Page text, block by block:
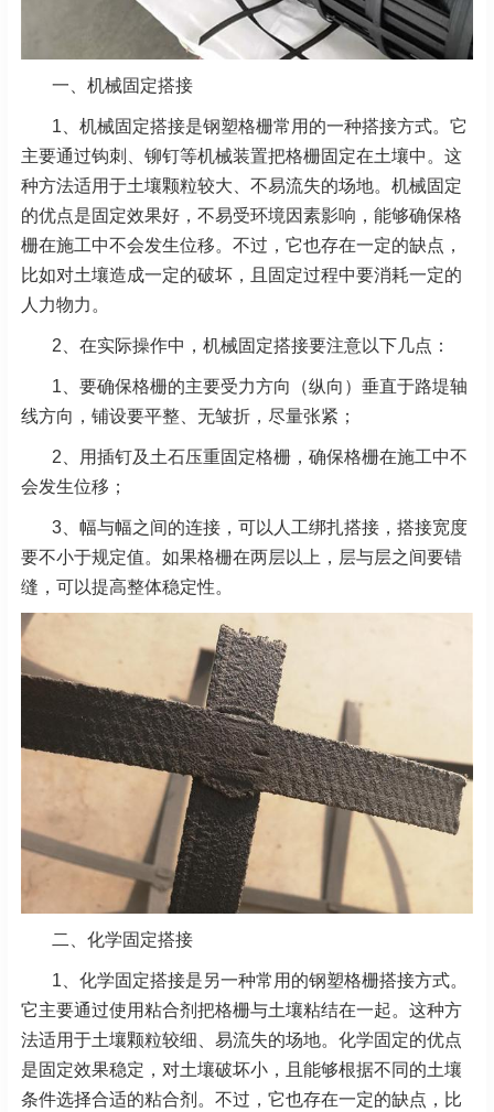
一、机械固定搭接
1、机械固定搭接是钢塑格栅常用的一种搭接方式。它
主要通过钩刺、铆钉等机械装置把格栅固定在土壤中。这
种方法适用于土壤颗粒较大、不易流失的场地。机械固定
的优点是固定效果好，不易受环境因素影响，能够确保格
栅在施工中不会发生位移。不过，它也存在一定的缺点，
比如对土壤造成一定的破坏，且固定过程中要消耗一定的
人力物力。
2、在实际操作中，机械固定搭接要注意以下几点：
1、要确保格栅的主要受力方向（纵向）垂直于路堤轴
线方向，铺设要平整、无皱折，尽量张紧；
2、用插钉及土石压重固定格栅，确保格栅在施工中不
会发生位移；
3、幅与幅之间的连接，可以人工绑扎搭接，搭接宽度
要不小于规定值。如果格栅在两层以上，层与层之间要错
缝，可以提高整体稳定性。
二、化学固定搭接
1、化学固定搭接是另一种常用的钢塑格栅搭接方式。
它主要通过使用粘合剂把格栅与土壤粘结在一起。这种方
法适用于土壤颗粒较细、易流失的场地。化学固定的优点
是固定效果稳定，对土壤破坏小，且能够根据不同的土壤
条件选择合适的粘合剂。不过，它也存在一定的缺点，比